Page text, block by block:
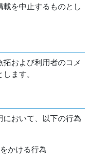
を中止するものとし
および利用者のコメ
ます。
おいて、以下の行為
かける行為